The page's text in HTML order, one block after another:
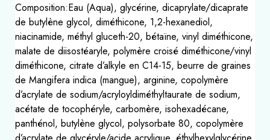
Composition:Eau (Aqua), glycérine, dicaprylate/dicaprate
de butylène glycol, diméthicone, 1,2-hexanediol,
niacinamide, méthyl gluceth-20, bétaïne, vinyl diméthicone,
malate de diisostéaryle, polymère croisé diméthicone/vinyl
diméthicone, citrate d’alkyle en C14-15, beurre de graines
de Mangifera indica (mangue), arginine, copolymère
d’acrylate de sodium/acryloyldiméthyltaurate de sodium,
acétate de tocophéryle, carbomère, isohexadécane,
panthénol, butylène glycol, polysorbate 80, copolymère